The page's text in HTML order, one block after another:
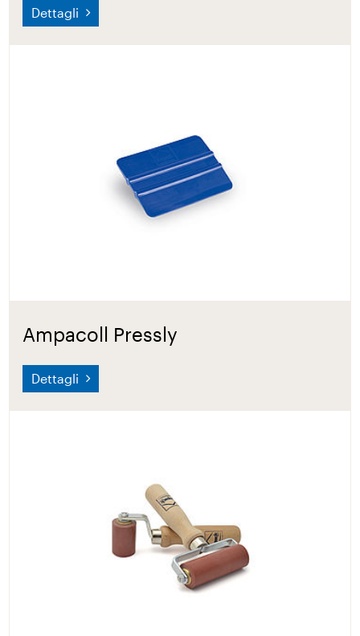
Dettagli
Ampacoll Pressly
Dettagli